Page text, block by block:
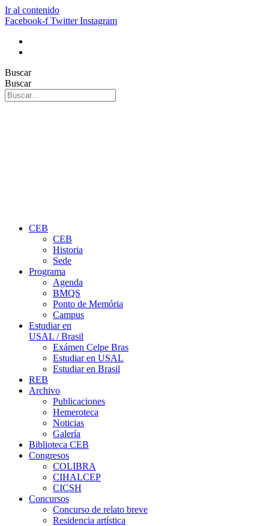
Ir al contenido
Facebook-f Twitter Instagram
Buscar
Buscar
CEB
CEB
Historia
Sede
Programa
Agenda
BMQS
Ponto de Memória
Campus
Estudiar en
USAL / Brasil
Exámen Celpe Bras
Estudiar en USAL
Estudiar en Brasil
REB
Archivo
Publicaciones
Hemeroteca
Noticias
Galería
Biblioteca CEB
Congresos
COLIBRA
CIHALCEP
CICSH
Concursos
Concurso de relato breve
Residencia artística